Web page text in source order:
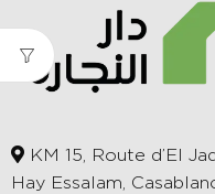
KM 15, Route d’El
Hay Essalam,